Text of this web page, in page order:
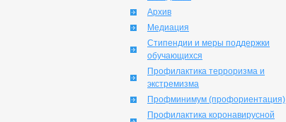
Архив
Медиация
Стипендии и меры поддержки
обучающихся
Профилактика терроризма и
экстремизма
Профминимум (профориентация)
Профилактика коронавирусной